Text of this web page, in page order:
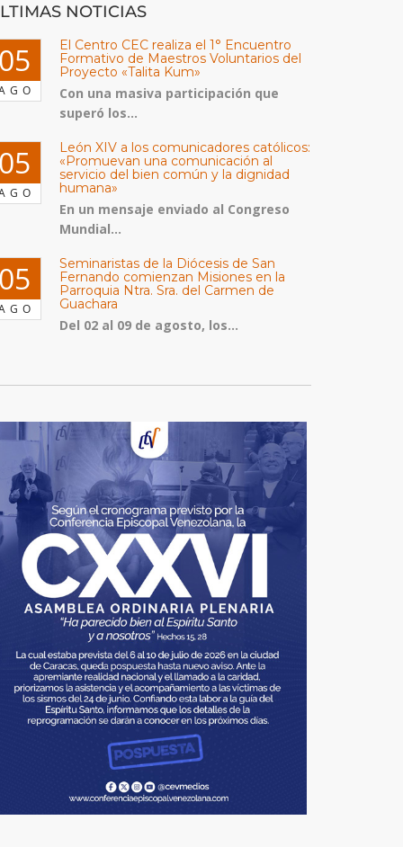
NOTICIAS
El Centro CEC realiza el 1° Encuentro
Formativo de Maestros Voluntarios del
Proyecto «Talita Kum»
Con una masiva participación que
superó los...
León XIV a los comunicadores católicos:
«Promuevan una comunicación al
servicio del bien común y la dignidad
humana»
En un mensaje enviado al Congreso
Mundial...
Seminaristas de la Diócesis de San
Fernando comienzan Misiones en la
Parroquia Ntra. Sra. del Carmen de
Guachara
Del 02 al 09 de agosto, los...